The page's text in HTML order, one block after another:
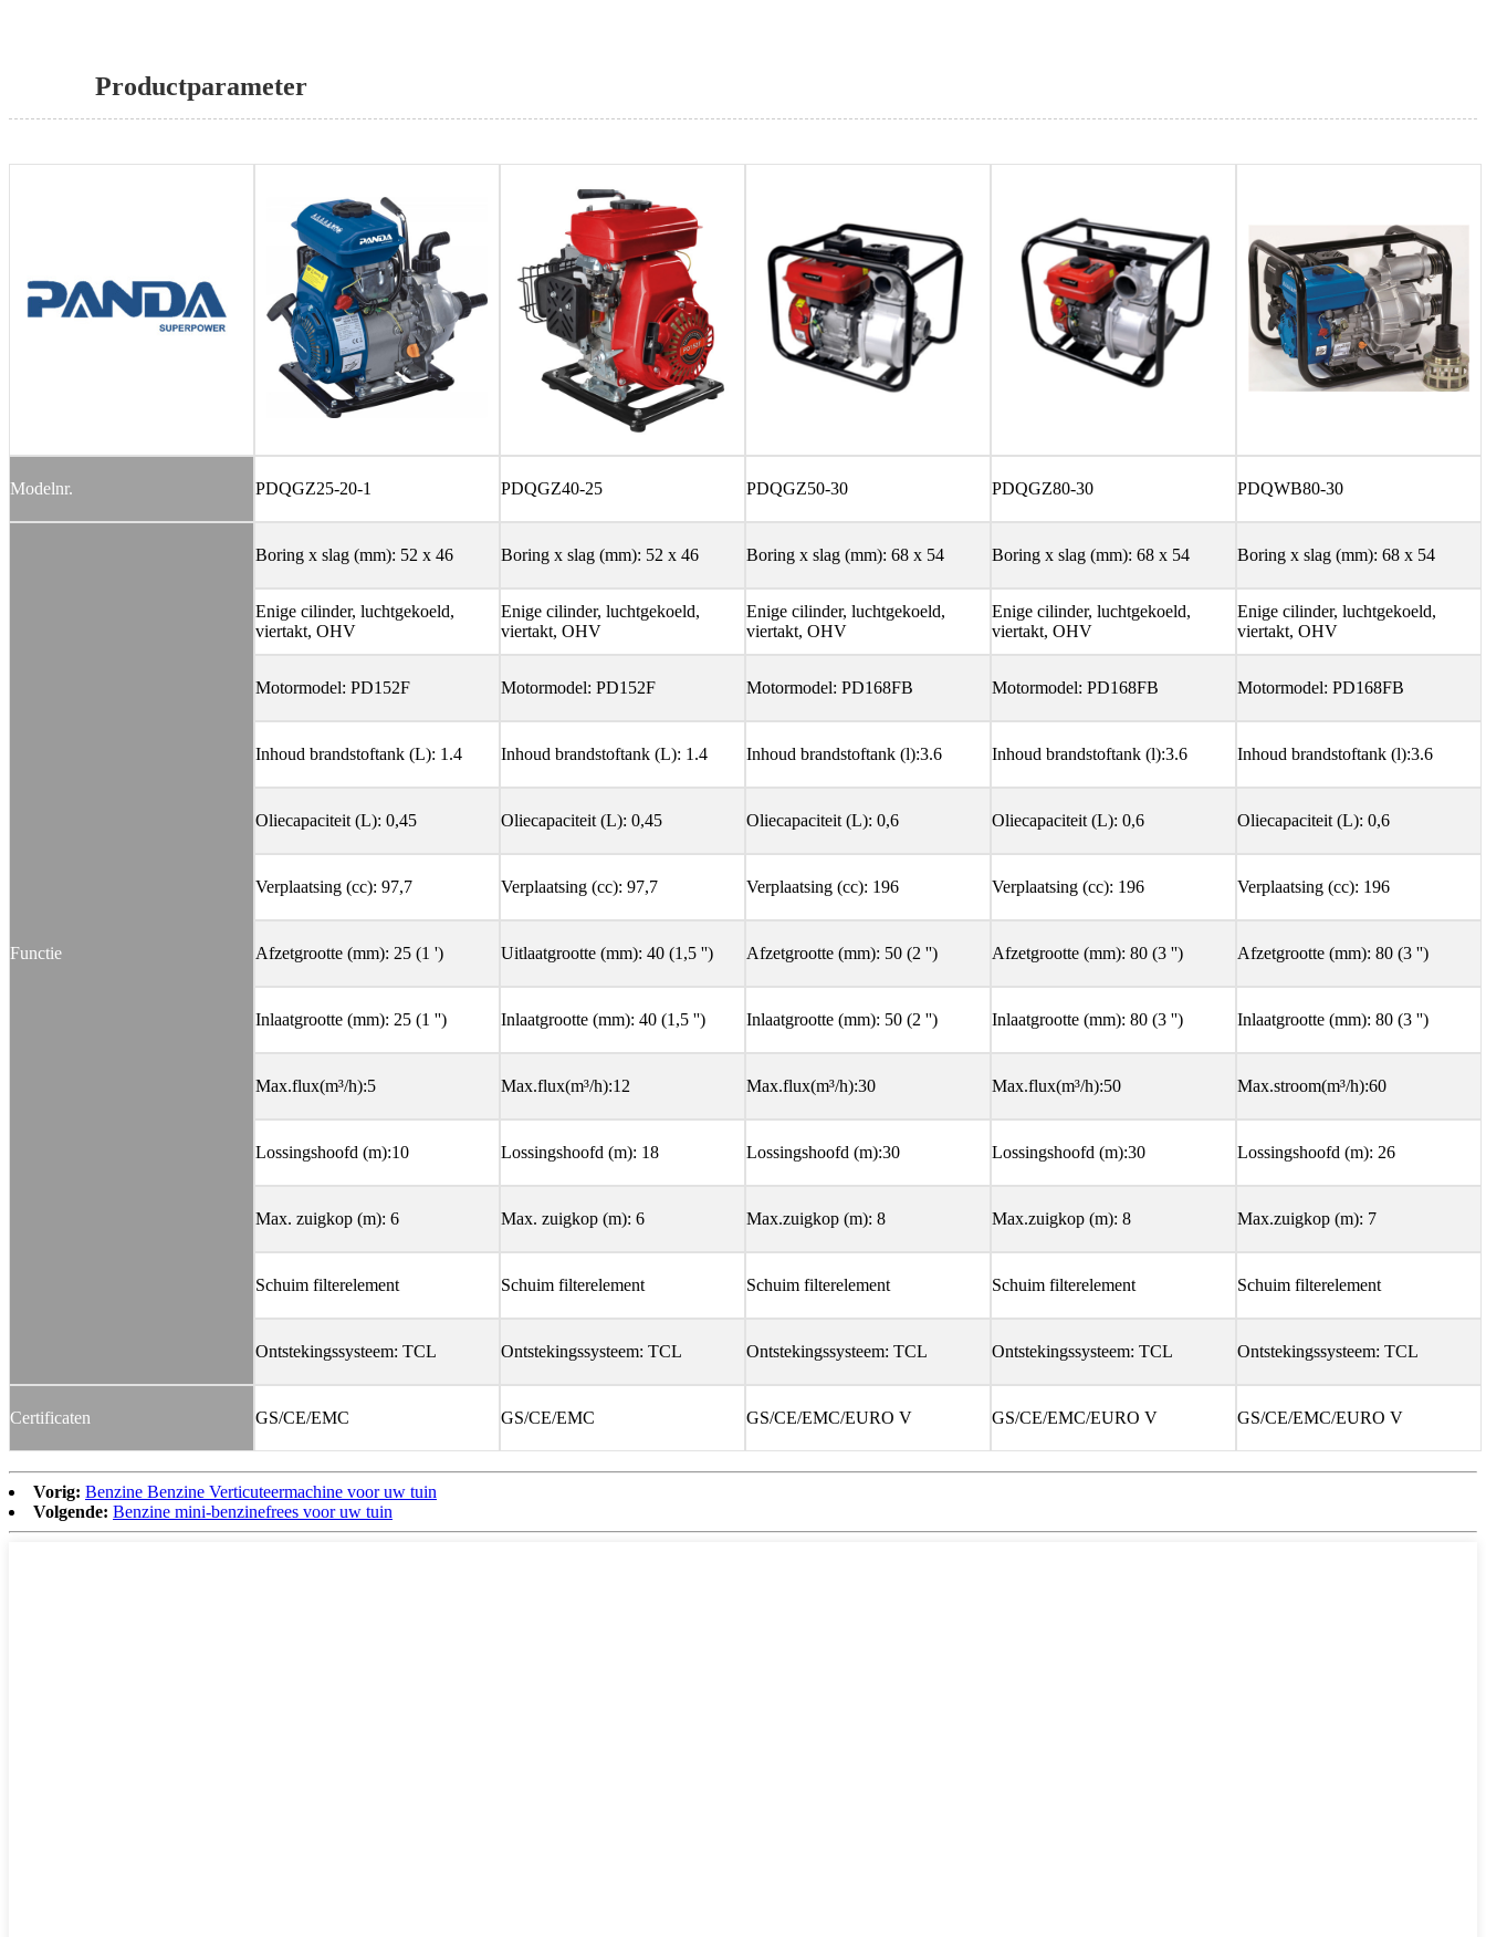
Productparameter
Modelnr. PDQGZ25-20-1 PDQGZ40-25 PDQGZ50-30 PDQGZ80-30 PDQWB80-30
Functie
Boring x slag (mm): 52 x 46 Boring x slag (mm): 52 x 46 Boring x slag (mm): 68 x 54 Boring x slag (mm): 68 x 54 Boring x slag (mm): 68 x 54
Enige cilinder, luchtgekoeld,
viertakt, OHV
Enige cilinder, luchtgekoeld,
viertakt, OHV
Enige cilinder, luchtgekoeld,
viertakt, OHV
Enige cilinder, luchtgekoeld,
viertakt, OHV
Enige cilinder, luchtgekoeld,
viertakt, OHV
Motormodel: PD152F Motormodel: PD152F Motormodel: PD168FB Motormodel: PD168FB Motormodel: PD168FB
Inhoud brandstoftank (L): 1.4 Inhoud brandstoftank (L): 1.4 Inhoud brandstoftank (l):3.6 Inhoud brandstoftank (l):3.6 Inhoud brandstoftank (l):3.6
Oliecapaciteit (L): 0,45 Oliecapaciteit (L): 0,45 Oliecapaciteit (L): 0,6 Oliecapaciteit (L): 0,6 Oliecapaciteit (L): 0,6
Verplaatsing (cc): 97,7 Verplaatsing (cc): 97,7 Verplaatsing (cc): 196 Verplaatsing (cc): 196 Verplaatsing (cc): 196
Afzetgrootte (mm): 25 (1 ') Uitlaatgrootte (mm): 40 (1,5 '') Afzetgrootte (mm): 50 (2 '') Afzetgrootte (mm): 80 (3 '') Afzetgrootte (mm): 80 (3 '')
Inlaatgrootte (mm): 25 (1 '') Inlaatgrootte (mm): 40 (1,5 '') Inlaatgrootte (mm): 50 (2 '') Inlaatgrootte (mm): 80 (3 '') Inlaatgrootte (mm): 80 (3 '')
Max.flux(m³/h):5 Max.flux(m³/h):12 Max.flux(m³/h):30 Max.flux(m³/h):50 Max.stroom(m³/h):60
Lossingshoofd (m):10 Lossingshoofd (m): 18 Lossingshoofd (m):30 Lossingshoofd (m):30 Lossingshoofd (m): 26
Max. zuigkop (m): 6 Max. zuigkop (m): 6 Max.zuigkop (m): 8 Max.zuigkop (m): 8 Max.zuigkop (m): 7
Schuim filterelement Schuim filterelement Schuim filterelement Schuim filterelement Schuim filterelement
Ontstekingssysteem: TCL Ontstekingssysteem: TCL Ontstekingssysteem: TCL Ontstekingssysteem: TCL Ontstekingssysteem: TCL
Certificaten GS/CE/EMC GS/CE/EMC GS/CE/EMC/EURO V GS/CE/EMC/EURO V GS/CE/EMC/EURO V
Vorig: Benzine Benzine Verticuteermachine voor uw tuin
Volgende: Benzine mini-benzinefrees voor uw tuin